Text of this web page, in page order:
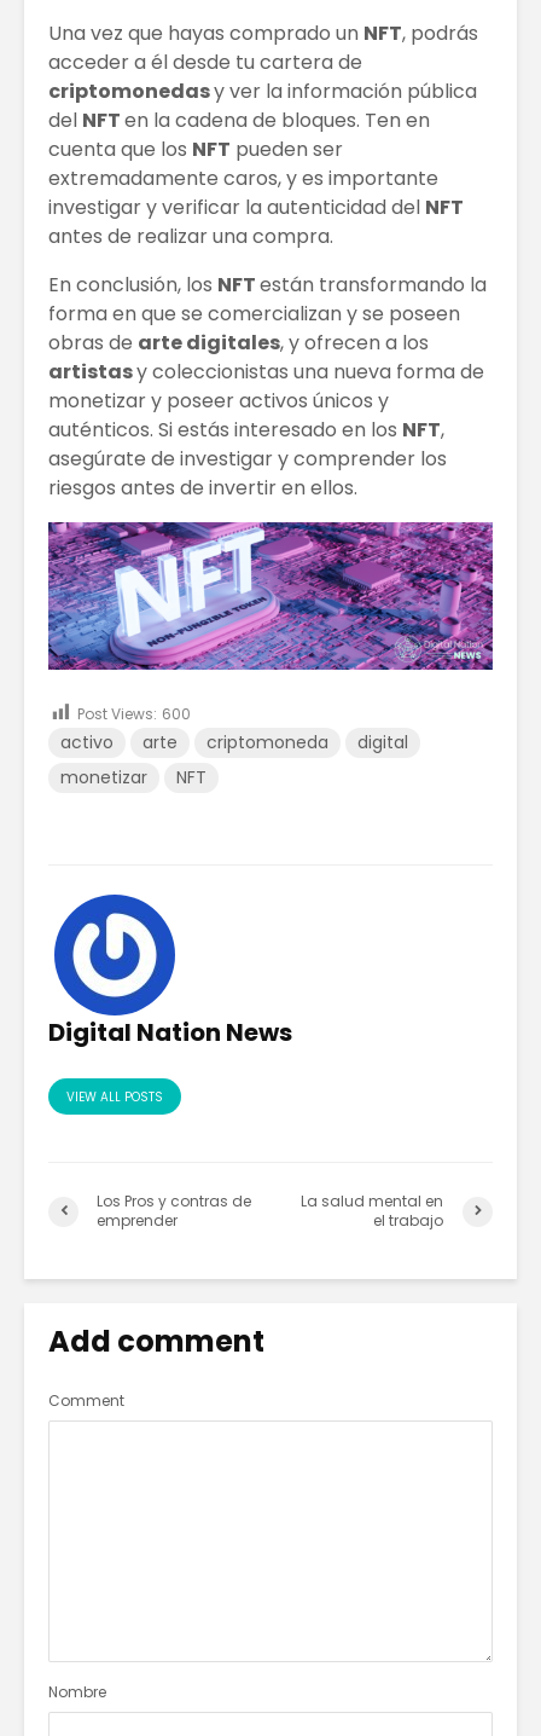
Una vez que hayas comprado un NFT, podrás
acceder a él desde tu cartera de
criptomonedasy ver la información pública
del NFTen la cadena de bloques. Ten en
cuenta que los NFT pueden ser
extremadamente caros, y es importante
investigar y verificar la autenticidad del NFT
antes de realizar una compra.
En conclusión, los NFTestán transformando la
forma en que se comercializan y se poseen
obras de arte digitales, y ofrecen a los
artistasy coleccionistas una nueva forma de
monetizar y poseer activos únicos y
auténticos. Si estás interesado en los NFT,
asegúrate de investigar y comprender los
riesgos antes de invertir en ellos.
Post Views: 600
activo arte criptomoneda
digital
monetizar
NFT
Digital Nation News
VIEW ALL POSTS
Los Pros y contras de
emprender
La salud mental en
el trabajo
Add comment
Comment
Nombre